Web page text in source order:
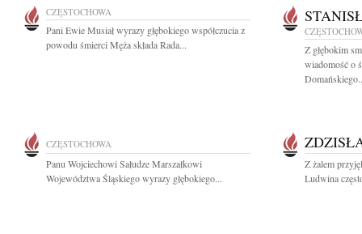
CZĘSTOCHOWA
Pani Ewie Musiał wyrazy głębokiego współczucia z
powodu śmierci Męża składa Rada...
Z głębokim
wiadomość o
CZĘSTOCHOWA
Panu Wojciechowi Sałudze Marszałkowi
Województwa Śląskiego wyrazy głębokiego...
Z żalem
Ludwina